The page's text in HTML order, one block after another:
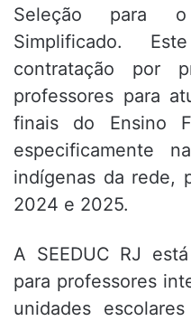
Seleção para o
Simplificado.
contratação por
professores para
finais do Ensino
especificamente
indígenas da rede,
2024 e 2025.
A SEEDUC RJ
para professores
unidades